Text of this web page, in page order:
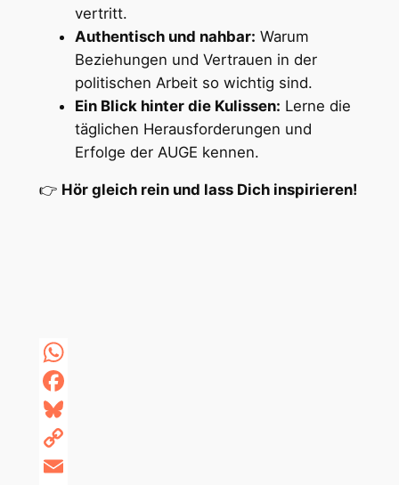
vertritt.
Authentisch und nahbar: Warum
Beziehungen und Vertrauen in der
politischen Arbeit so wichtig sind.
Ein Blick hinter die Kulissen: Lerne die
täglichen Herausforderungen und
Erfolge der AUGE kennen.
👉 Hör gleich rein und lass Dich inspirieren!
WhatsApp
Facebook
Bluesky
Copy